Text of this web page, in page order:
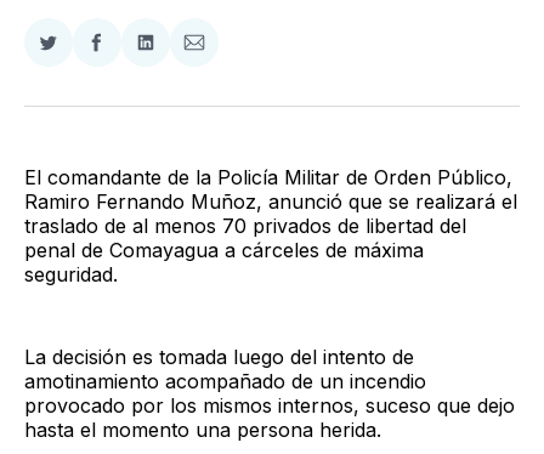
Compartir
Twitter
Compartir
Facebook
Compartir
LinkedIn
Compartir
Email
El comandante de la Policía Militar de Orden Público,
Ramiro Fernando Muñoz, anunció que se realizará el
traslado de al menos 70 privados de libertad del
penal de Comayagua a cárceles de máxima
seguridad.
La decisión es tomada luego del intento de
amotinamiento acompañado de un incendio
provocado por los mismos internos, suceso que dejo
hasta el momento una persona herida.